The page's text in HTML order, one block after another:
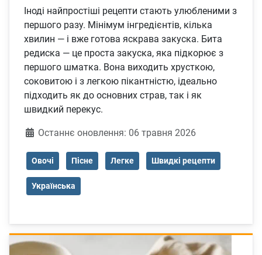
Іноді найпростіші рецепти стають улюбленими з
першого разу. Мінімум інгредієнтів, кілька
хвилин — і вже готова яскрава закуска. Бита
редиска — це проста закуска, яка підкорює з
першого шматка. Вона виходить хрусткою,
соковитою і з легкою пікантністю, ідеально
підходить як до основних страв, так і як
швидкий перекус.
ДеталіОстаннє оновлення: 06 травня 2026
Овочі Пісне Легке Швидкі рецепти
Українська